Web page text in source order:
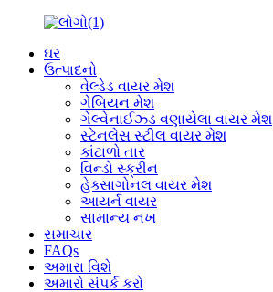
ઘર
ઉત્પાદનો
વેલ્ડેડ વાયર મેશ
ગેબિયન મેશ
ગેલ્વેનાઈઝ્ડ વણાયેલા વાયર મેશ
સ્ટેનલેસ સ્ટીલ વાયર મેશ
કાંટાળો તાર
વિન્ડો સ્ક્રીન
હેક્સાગોનલ વાયર મેશ
આયર્ન વાયર
સામાન્ય નખ
સમાચાર
FAQs
અમારા વિશે
અમારો સંપર્ક કરો